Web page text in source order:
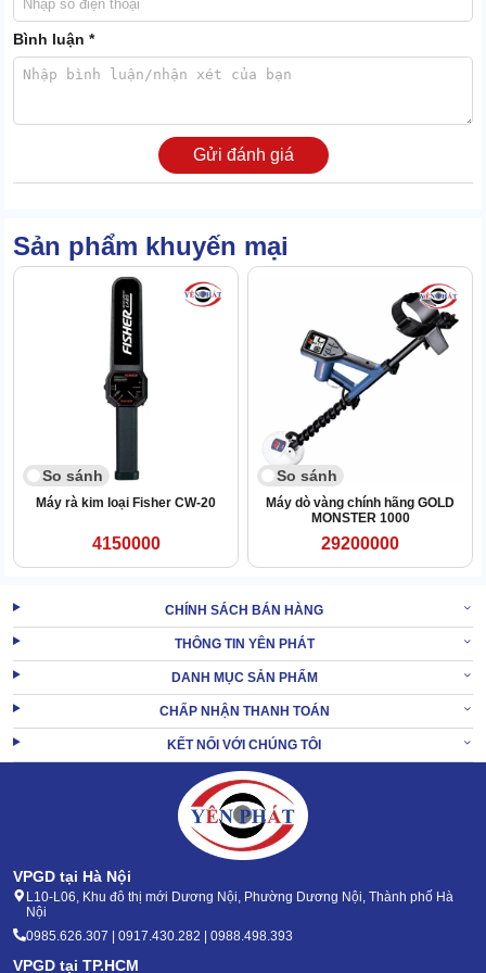
Gold Bug Fisher có thiết kế nhỏ gọn, dễ dàng di chuyển trên
những địa hình khó khăn như: núi rừng, khe đá, sa mạc.
Được trang bị với nhiều tiện ích như: tiết kiệm pin, màn hình LED
hiển thị chính xác thông số, tối ưu cho việc dò các mẫu vàng nhỏ
2.2 Đĩa dò nhỏ, linh động khi tìm kiếm.
Sở hữu đĩa dò có diện tích nhỏ, giúpmáy dò tìm kim loại
Bình luận *
Gửi đánh giá
Sản phẩm khuyến mại
So sánh
Máy rà kim loại Fisher CW-20
4150000
So sánh
Máy dò vàng chính hãng GOLD
MONSTER 1000
29200000
CHÍNH SÁCH BÁN HÀNG
THÔNG TIN YÊN PHÁT
DANH MỤC SẢN PHẨM
CHẤP NHẬN THANH TOÁN
KẾT NỐI VỚI CHÚNG TÔI
VPGD tại Hà Nội
L10-L06, Khu đô thị mới Dương Nội, Phường Dương Nội, Thành phố Hà
Nội
0985.626.307 | 0917.430.282 | 0988.498.393
VPGD tại TP.HCM